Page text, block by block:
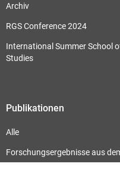
Archiv
RGS Conference 2024
International Summer School
Studies
Publikationen
Alle
Forschungsergebnisse aus